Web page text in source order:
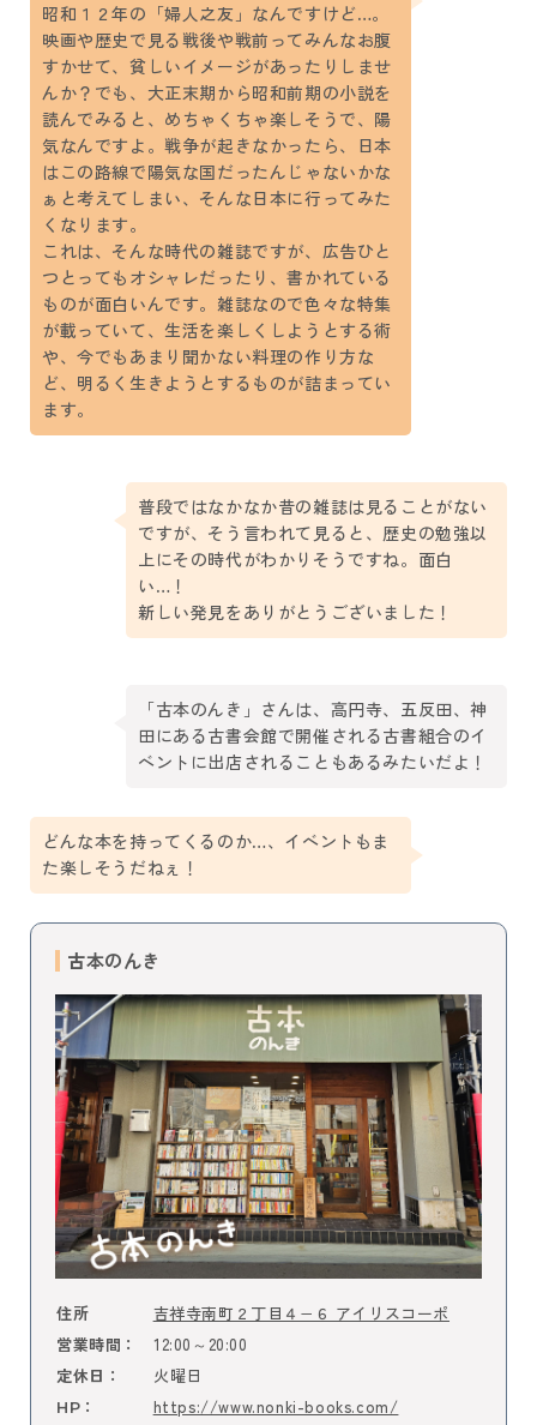
昭和１２年の「婦人之友」なんですけど…。
映画や歴史で見る戦後や戦前ってみんなお腹
すかせて、貧しいイメージがあったりしませ
んか？でも、大正末期から昭和前期の小説を
読んでみると、めちゃくちゃ楽しそうで、陽
気なんですよ。戦争が起きなかったら、日本
はこの路線で陽気な国だったんじゃないかな
ぁと考えてしまい、そんな日本に行ってみた
くなります。
これは、そんな時代の雑誌ですが、広告ひと
つとってもオシャレだったり、書かれている
ものが面白いんです。雑誌なので色々な特集
が載っていて、生活を楽しくしようとする術
や、今でもあまり聞かない料理の作り方な
ど、明るく生きようとするものが詰まってい
ます。
普段ではなかなか昔の雑誌は見ることがない
ですが、そう言われて見ると、歴史の勉強以
上にその時代がわかりそうですね。面白
い…！
新しい発見をありがとうございました！
「古本のんき」さんは、高円寺、五反田、神
田にある古書会館で開催される古書組合のイ
ベントに出店されることもあるみたいだよ！
どんな本を持ってくるのか…、イベントもま
た楽しそうだねぇ！
古本のんき
住所 吉祥寺南町２丁目４−６ アイリスコーポ
営業時間： 12:00～20:00
定休日： 火曜日
HP： https://www.nonki-books.com/